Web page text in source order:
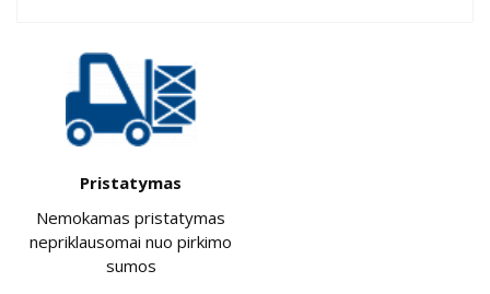
Pristatymas
Nemokamas pristatymas
nepriklausomai nuo pirkimo
sumos